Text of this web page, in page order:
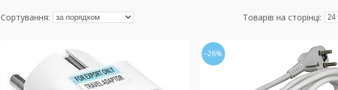
–26%